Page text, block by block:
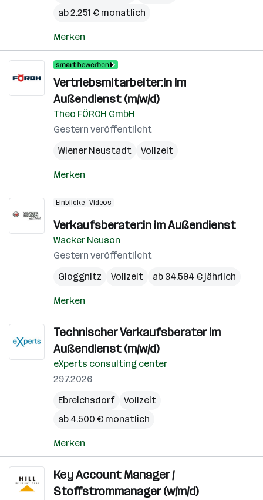
ab 2.251 € monatlich
Merken
Vertriebsmitarbeiter:in im
Außendienst (m/w/d)
Theo FÖRCH GmbH
Gestern veröffentlicht
Wiener Neustadt
Vollzeit
Merken
Einblicke Videos
Verkaufsberater:in im Außendienst
Wacker Neuson
Gestern veröffentlicht
Gloggnitz
Vollzeit ab 34.594 € jährlich
Merken
Technischer Verkaufsberater im
Außendienst (m/w/d)
eXperts consulting center
29.7.2026
Ebreichsdorf
Vollzeit
ab 4.500 € monatlich
Merken
Key Account Manager /
Stoffstrommanager (w/m/d)